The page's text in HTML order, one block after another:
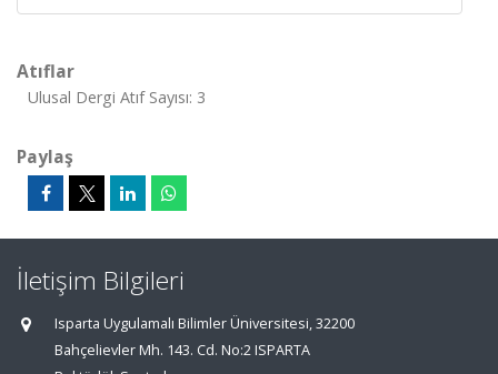
Atıflar
Ulusal Dergi Atıf Sayısı: 3
Paylaş
İletişim Bilgileri
Isparta Uygulamalı Bilimler Üniversitesi, 32200
Bahçelievler Mh. 143. Cd. No:2 ISPARTA